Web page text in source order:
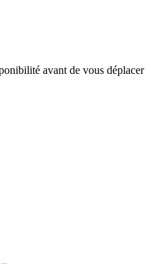
avant de vous déplacer